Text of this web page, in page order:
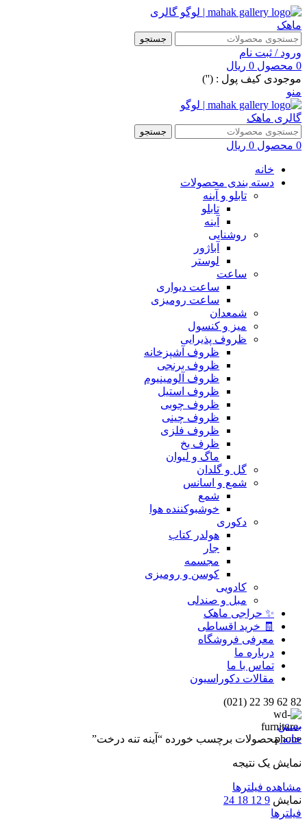
جستجو
ورود / ثبت نام
0 محصول 0 ریال
موجودی کیف پول : ('')
منو
جستجو
0 محصول 0 ریال
خانه
دسته بندی محصولات
تابلو و آینه
تابلو
آینه
روشنایی
آباژور
لوستر
ساعت
ساعت دیواری
ساعت رومیزی
شمعدان
میز و کنسول
ظروف پذیرایی
ظروف آشپزخانه
ظروف برنجی
ظروف آلومینیوم
ظروف استیل
ظروف چوبی
ظروف چینی
ظروف فلزی
ظرف یخ
ماگ و لیوان
گل و گلدان
شمع و اسانس
شمع
خوشبوکننده هوا
دکوری
هولدر کتاب
جار
مجسمه
کوسن و رومیزی
کادویی
مبل و صندلی
✨ حراجی ماهک
🧾 خرید اقساطی
معرفی فروشگاه
درباره ما
تماس با ما
مقالات دکوراسیون
82 62 39 22 (021)
بستن
خانهمحصولات برچسب خورده “آینه تنه درخت”
نمایش یک نتیجه
مشاهده فیلترها
نمایش 9
12
18
24
فیلترها